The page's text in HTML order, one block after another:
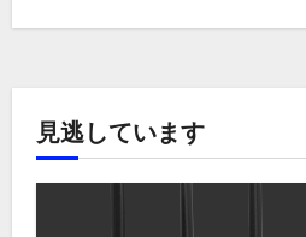
見逃しています